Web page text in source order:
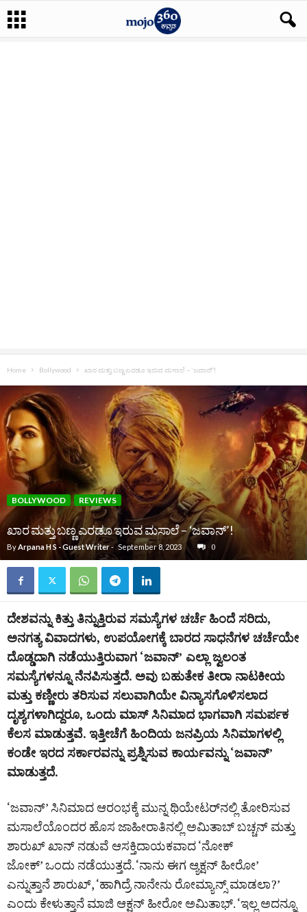
Home Bollywood ಖಾರ ಮತ್ತು ಬಣ್ಣ ಎರಡೂ ಇರುವ ಮಸಾಲೆ – ‘ಜವಾನ್‌’!
BOLLYWOOD REVIEWS
ಖಾರ ಮತ್ತು ಬಣ್ಣ ಎರಡೂ ಇರುವ ಮಸಾಲೆ – ‘ಜವಾನ್‌’!
ByArpana H S - Guest Writer- September 8, 2023 0
ದೇಶವನ್ನು ಕಿತ್ತು ತಿನ್ನುತ್ತಿರುವ ಸಮಸ್ಯೆಗಳ ಚರ್ಚೆ ಹಿಂದೆ ಸರಿದು,
ಅನಗತ್ಯ ವಿವಾದಗಳು, ಉಪಯೋಗಕ್ಕೆ ಬಾರದ ಸಾಧನೆಗಳ ಚರ್ಚೆಯೇ
ದೊಡ್ಡದಾಗಿ ನಡೆಯುತ್ತಿರುವಾಗ ‘ಜವಾನ್’ ಎಲ್ಲಾ ಜ್ವಲಂತ
ಸಮಸ್ಯೆಗಳನ್ನೂ ನೆನಪಿಸುತ್ತದೆ. ಅವು ಬಹುತೇಕ ತೀರಾ ನಾಟಕೀಯ
ಮತ್ತು ಕಣ್ಣೀರು ತರಿಸುವ ಸಲುವಾಗಿಯೇ ವಿನ್ಯಾಸಗೊಳಿಸಲಾದ
ದೃಶ್ಯಗಳಾಗಿದ್ದರೂ, ಒಂದು ಮಾಸ್ ಸಿನಿಮಾದ ಭಾಗವಾಗಿ ಸಮರ್ಪಕ
ಕೆಲಸ ಮಾಡುತ್ತವೆ. ಇತ್ತೀಚೆಗೆ ಹಿಂದಿಯ ಜನಪ್ರಿಯ ಸಿನಿಮಾಗಳಲ್ಲಿ
ಕಂಡೇ ಇರದ ಸರ್ಕಾರವನ್ನು ಪ್ರಶ್ನಿಸುವ ಕಾರ್ಯವನ್ನು ‘ಜವಾನ್‌’
ಮಾಡುತ್ತದೆ.
‘ಜವಾನ್’ ಸಿನಿಮಾದ ಆರಂಭಕ್ಕೆ ಮುನ್ನ ಥಿಯೇಟರ್‌ನಲ್ಲಿ ತೋರಿಸುವ
ಮಸಾಲೆಯೊಂದರ ಹೊಸ ಜಾಹೀರಾತಿನಲ್ಲಿ ಅಮಿತಾಬ್ ಬಚ್ಚನ್ ಮತ್ತು
ಶಾರುಖ್ ಖಾನ್ ನಡುವೆ ಆಸಕ್ತಿದಾಯಕವಾದ ‘ನೋಕ್
ಜೋಕ್’ ಒಂದು ನಡೆಯುತ್ತದೆ. ‘ನಾನು ಈಗ ಆ್ಯಕ್ಷನ್ ಹೀರೋ’
ಎನ್ನುತ್ತಾನೆ ಶಾರುಖ್‌, ‘ಹಾಗಿದ್ರೆ ನಾನೇನು ರೋಮ್ಯಾನ್ಸ್ ಮಾಡಲಾ?’
ಎಂದು ಕೇಳುತ್ತಾನೆ ಮಾಜಿ ಆಕ್ಷನ್ ಹೀರೋ ಅಮಿತಾಭ್‌. ‘ಇಲ್ಲ ಅದನ್ನೂ